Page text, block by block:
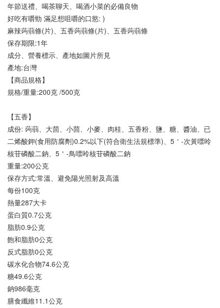
年節送禮、喝茶聊天、喝酒小菜的必備良物
好吃有嚼勁 滿足想咀嚼的口慾: )
麻辣蒟蒻條(片)、五香蒟蒻條(片)、五香蒟蒻條
保存期限:1年
成分、營養標示、產地如圖片所見
產地:台灣
【商品規格】
規格/重量:200克 /500克
【五香】
成份: 蒟蒻、大茴、小茴、小麥、肉桂、五香粉、鹽、糖、醬油、已
二烯酸鉀(食用防腐劑)0.2%以下(符合衛生法規標準)、5＇-次黃嘌呤
核苷磷酸二鈉、5＇-鳥嘌呤核苷磷酸二鈉
重量:200公克
保存方式:常溫、避免陽光照射及高溫
每份100克
熱量287大卡
蛋白質0.7公克
脂肪0.9公克
飽和脂肪0公克
反式脂肪0公克
碳水化合物74.6公克
糖49.6公克
鈉986毫克
膳食纖維11.1公克